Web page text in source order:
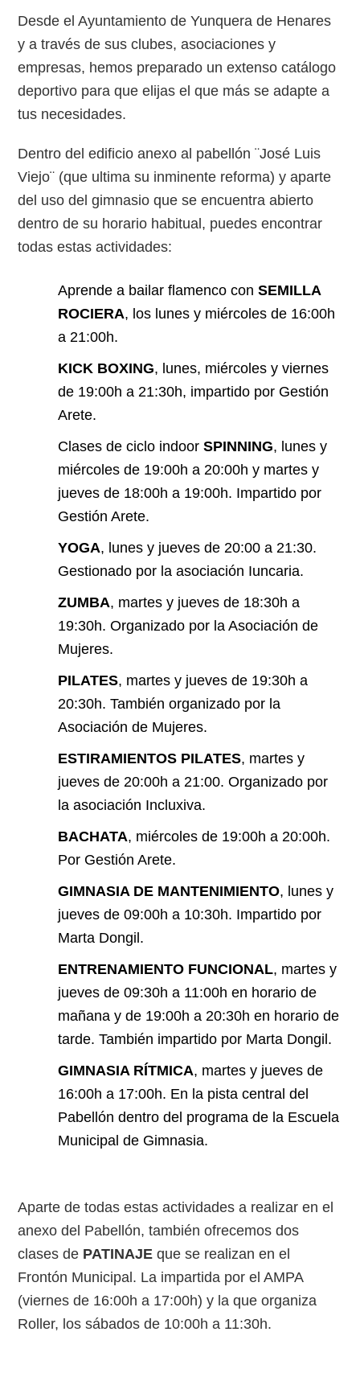
Desde el Ayuntamiento de Yunquera de Henares
y a través de sus clubes, asociaciones y
empresas, hemos preparado un extenso catálogo
deportivo para que elijas el que más se adapte a
tus necesidades.
Dentro del edificio anexo al pabellón ¨José Luis
Viejo¨ (que ultima su inminente reforma) y aparte
del uso del gimnasio que se encuentra abierto
dentro de su horario habitual, puedes encontrar
todas estas actividades:
Aprende a bailar flamenco conSEMILLA
ROCIERA, los lunes y miércoles de 16:00h
a 21:00h.
KICK BOXING, lunes, miércoles y viernes
de 19:00h a 21:30h, impartido por Gestión
Arete.
Clases de ciclo indoorSPINNING, lunes y
miércoles de 19:00h a 20:00h y martes y
jueves de 18:00h a 19:00h. Impartido por
Gestión Arete.
YOGA, lunes y jueves de 20:00 a 21:30.
Gestionado por la asociación Iuncaria.
ZUMBA, martes y jueves de 18:30h a
19:30h. Organizado por la Asociación de
Mujeres.
PILATES, martes y jueves de 19:30h a
20:30h. También organizado por la
Asociación de Mujeres.
ESTIRAMIENTOS PILATES, martes y
jueves de 20:00h a 21:00. Organizado por
la asociación Incluxiva.
BACHATA, miércoles de 19:00h a 20:00h.
Por Gestión Arete.
GIMNASIA DE MANTENIMIENTO, lunes y
jueves de 09:00h a 10:30h. Impartido por
Marta Dongil.
ENTRENAMIENTO FUNCIONAL, martes y
jueves de 09:30h a 11:00h en horario de
mañana y de 19:00h a 20:30h en horario de
tarde. También impartido por Marta Dongil.
GIMNASIA RÍTMICA, martes y jueves de
16:00h a 17:00h. En la pista central del
Pabellón dentro del programa de la Escuela
Municipal de Gimnasia.
Aparte de todas estas actividades a realizar en el
anexo del Pabellón, también ofrecemos dos
clases de PATINAJE que se realizan en el
Frontón Municipal. La impartida por el AMPA
(viernes de 16:00h a 17:00h) y la que organiza
Roller, los sábados de 10:00h a 11:30h.